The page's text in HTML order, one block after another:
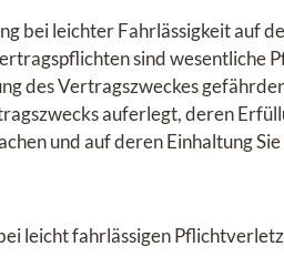
bei leichter Fahrlässigkeit auf
sind wesentliche
des Vertragszweckes
auferlegt, deren
und auf deren Einhaltung
leicht fahrlässigen